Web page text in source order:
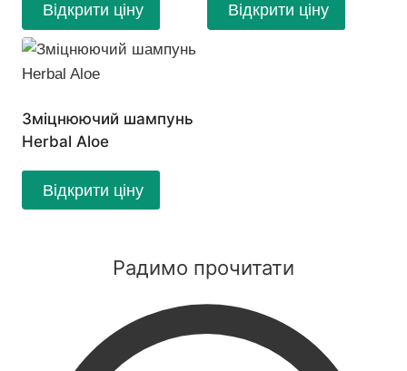
Відкрити ціну Відкрити ціну
Зміцнюючий шампунь
Herbal Aloe
Відкрити ціну
Радимо прочитати